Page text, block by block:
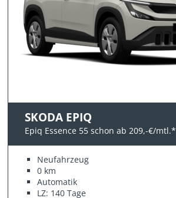
SKODA EPIQ
Epiq Essence 55 schon ab 209,-€/mtl.*
Neufahrzeug
0 km
Automatik
LZ: 140 Tage